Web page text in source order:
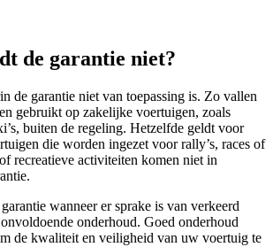
de garantie niet?
de garantie niet van toepassing is. Zo vallen
gebruikt op zakelijke voertuigen, zoals
buiten de regeling. Hetzelfde geldt voor
die worden ingezet voor rally’s, races of
recreatieve activiteiten komen niet in
wanneer er sprake is van verkeerd
onderhoud. Goed onderhoud
de kwaliteit en veiligheid van uw voertuig te